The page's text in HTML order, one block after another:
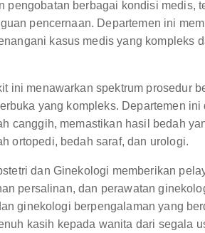
pengobatan berbagai kondisi medis,
pencernaan. Departemen ini
kasus medis yang kompleks
ini menawarkan spektrum prosedur
yang kompleks. Departemen
canggih, memastikan hasil bedah
ortopedi, bedah saraf, dan urologi.
dan Ginekologi memberikan
persalinan, dan perawatan
ginekologi berpengalaman yang
kasih kepada wanita dari segala